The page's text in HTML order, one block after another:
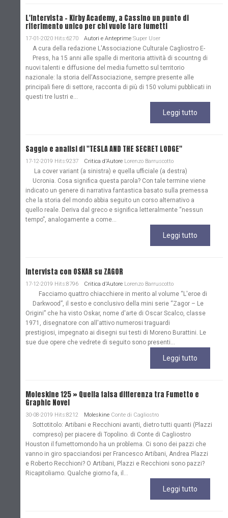
L'Intervista - Kirby Academy, a Cassino un punto di
riferimento unico per chi vuole fare fumetti
17-01-2020 Hits:6270 Autori e Anteprime Super User
A cura della redazione L'Associazione Culturale Cagliostro E-
Press, ha 15 anni alle spalle di meritoria attività di scountng di
nuovi talenti e diffusione del media fumetto sul territorio
nazionale: la storia dell'Associazione, sempre presente alle
principali fiere di settore, racconta di più di 150 volumi pubblicati in
questi tre lustri e...
Leggi tutto
Saggio e analisi di "TESLA AND THE SECRET LODGE"
17-12-2019 Hits:9237 Critica d'Autore Lorenzo Barruscotto
La cover variant (a sinistra) e quella ufficiale (a destra)
Ucronia. Cosa significa questa parola? Con tale termine viene
indicato un genere di narrativa fantastica basato sulla premessa
che la storia del mondo abbia seguito un corso alternativo a
quello reale. Deriva dal greco e significa letteralmente “nessun
tempo”, analogamente a come...
Leggi tutto
Intervista con OSKAR su ZAGOR
17-12-2019 Hits:8796 Critica d'Autore Lorenzo Barruscotto
Facciamo quattro chiacchiere in merito al volume “L'eroe di
Darkwood”, il sesto e conclusivo della mini serie “Zagor – Le
Origini” che ha visto Oskar, nome d'arte di Oscar Scalco, classe
1971, disegnatore con all'attivo numerosi traguardi
prestigiosi, impegnato ai disegni sui testi di Moreno Burattini. Le
sue due opere che vedrete di seguito sono presenti...
Leggi tutto
Moleskine 125 » Quella falsa differenza tra Fumetto e
Graphic Novel
30-08-2019 Hits:8212 Moleskine Conte di Cagliostro
Sottotitolo: Artibani e Recchioni avanti, dietro tutti quanti (Plazzi
compreso) per piacere di Topolino. di Conte di Cagliostro
Houston il fumettomondo ha un problema. Ci sono dei pazzi che
vanno in giro spacciandosi per Francesco Artibani, Andrea Plazzi
e Roberto Recchioni? O Artibani, Plazzi e Recchioni sono pazzi?
Ricapitoliamo. Qualche giorno fa, il...
Leggi tutto